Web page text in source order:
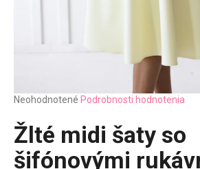
Priemerné
produktu
je
0,0
z
Neohodnotené Podrobnosti hodnotenia
Žlté midi šaty so
šifónovými